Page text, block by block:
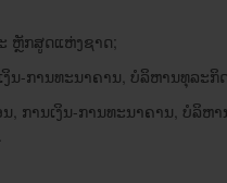
ຫຼັກສູດ​ແຫ່ງ​ຊາດ;
-ການ​ທະນາຄານ, ບໍລິຫານ​ທຸ​ລະ​ກິ
ານ​ເງິນ-ການ​ທະນາຄານ, ບໍລິຫາ